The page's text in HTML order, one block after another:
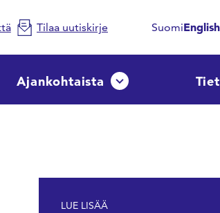
Tilaa uutiskirje SuomiEnglish
Ajankohtaista Avaa tai sulje
LUE LISÄÄ